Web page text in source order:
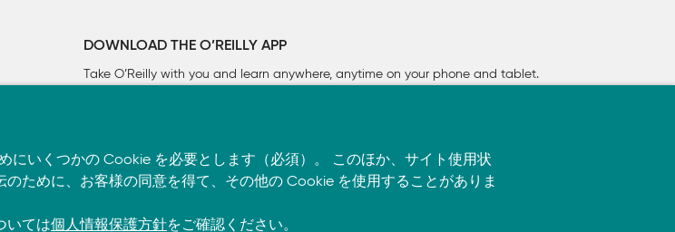
は置かれていない。興味のある読者はhttps://www.ensembl.org/Mus_musculus/などから
の必須スキル
DOWNLOAD THE O’REILLY APP
Take O’Reilly with you and learn anywhere, anytime on your phone and tablet.
にいくつかの Cookie を必要とします（必須）。 このほか、サイト使用状
ために、お客様の同意を得て、その他の Cookie を使用することがありま
いては個人情報保護方針をご確認ください。